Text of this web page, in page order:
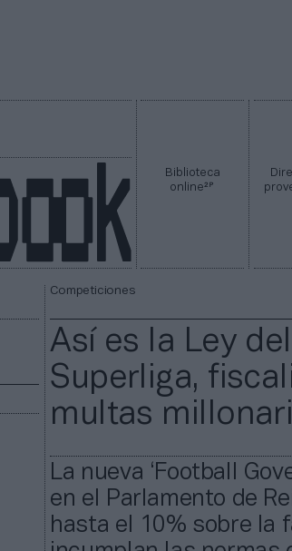
Biblioteca
online2P
Competiciones
Así es la Ley
Superliga,
multas
La nueva ‘Football
en el Parlamento de
hasta el 10% sobre la